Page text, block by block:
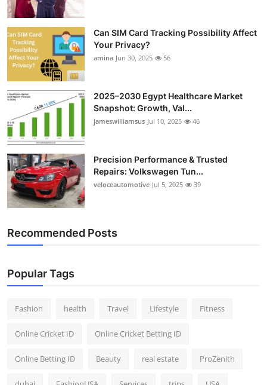
Can SIM Card Tracking Possibility Affect
Your Privacy?
amina Jun 30, 2025 56
2025–2030 Egypt Healthcare Market
Snapshot: Growth, Val...
jameswilliamsus Jul 10, 2025 46
Precision Performance & Trusted
Repairs: Volkswagen Tun...
veloceautomotive Jul 5, 2025 39
Recommended Posts
Popular Tags
Fashion health Travel Lifestyle Fitness
Online Cricket ID Online Cricket Betting ID
Online Betting ID Beauty real estate ProZenith